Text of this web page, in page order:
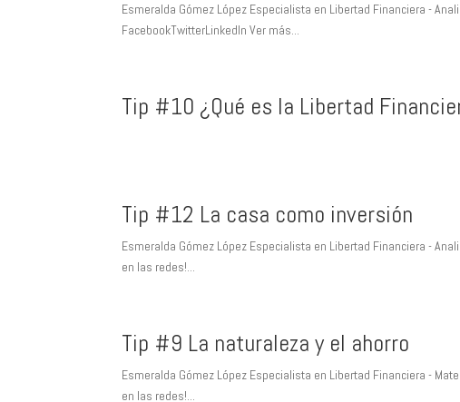
Esmeralda Gómez López Especialista en Libertad Financiera -
FacebookTwitterLinkedIn Ver más...
Tip #10 ¿Qué es la Libertad
Tip #12 La casa como inversión
Esmeralda Gómez López Especialista en Libertad Financiera -
en las redes!...
Tip #9 La naturaleza y el ahorro
Esmeralda Gómez López Especialista en Libertad Financiera -
en las redes!...